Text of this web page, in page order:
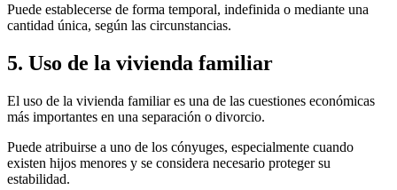
Puede establecerse de forma temporal, indefinida o mediante una
cantidad única, según las circunstancias.
5. Uso de la vivienda familiar
El uso de la vivienda familiar es una de las cuestiones económicas
más importantes en una separación o divorcio.
Puede atribuirse a uno de los cónyuges, especialmente cuando
existen hijos menores y se considera necesario proteger su
estabilidad.